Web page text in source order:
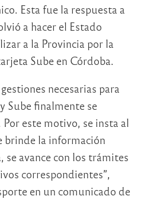
Esta fue la respuesta a
a hacer el Estado
a la Provincia por la
Sube en Córdoba.
necesarias para
Sube finalmente se
este motivo, se insta al
brinde la información
se avance con los trámites
correspondientes”,
en un comunicado de